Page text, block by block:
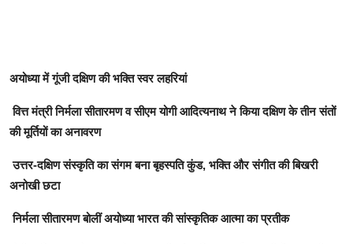
अयोध्या में गूंजी दक्षिण की भक्ति स्वर लहरियां
वित्त मंत्री निर्मला सीतारमण व सीएम योगी आदित्यनाथ ने किया दक्षिण के तीन संतों
की मूर्तियों का अनावरण
उत्तर-दक्षिण संस्कृति का संगम बना बृहस्पति कुंड, भक्ति और संगीत की बिखरी
अनोखी छटा
निर्मला सीतारमण बोलीं अयोध्या भारत की सांस्कृतिक आत्मा का प्रतीक